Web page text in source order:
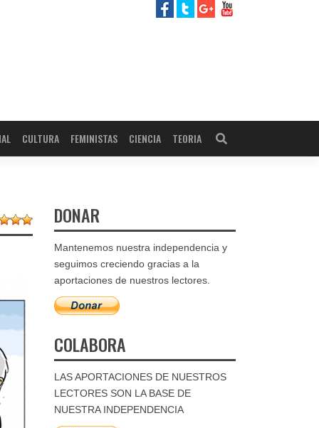
CULTURA FEMINISTAS CIENCIA TEORIA
DONAR
Mantenemos nuestra independencia y
seguimos creciendo gracias a la
aportaciones de nuestros lectores.
COLABORA
LAS APORTACIONES DE NUESTROS
LECTORES SON LA BASE DE
NUESTRA INDEPENDENCIA